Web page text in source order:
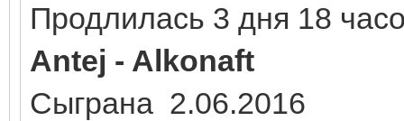
Продлилась 3 дня 18
Antej - Alkonaft
Сыграна 2.06.2016